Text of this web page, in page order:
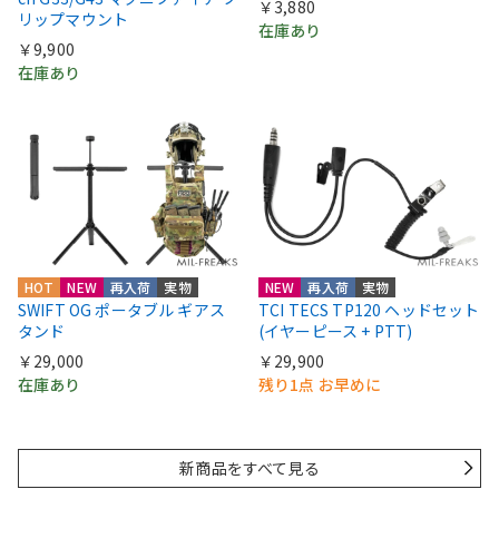
リップマウント
￥9,900
在庫あり
￥3,880
在庫あり
HOT NEW 再入荷 実物
SWIFT OG ポータブル ギアス
タンド
￥29,000
在庫あり
NEW 再入荷 実物
TCI TECS TP120 ヘッドセット
(イヤーピース + PTT)
￥29,900
残り1点 お早めに
新商品をすべて見る